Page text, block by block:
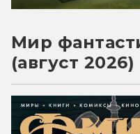
Мир
(август 2026)